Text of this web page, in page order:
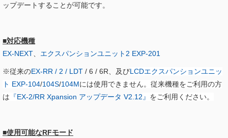
ップデートすることが可能です。
■対応機種
EX-NEXT
エクスパンションユニット2 EXP-201
※従来のEX-RR / 2 / LDT / 6 / 6R、及びLCDエクスパンションユニッ
ト EXP-104/104S/104Mには使用できません。従来機種をご利用の方
は 『EX-2/RR Xpansion アップデータ V2.12​ 』 をご利用ください。
■使用可能なRFモード